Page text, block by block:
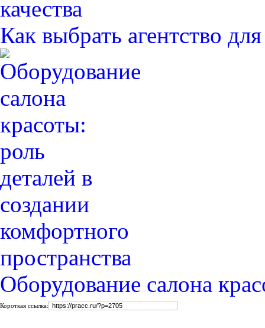
Как выбрать агентство
Оборудование салона
Короткая ссылка: